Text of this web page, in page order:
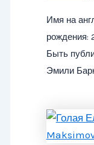
Имя на
рождения:
Быть
Эмили